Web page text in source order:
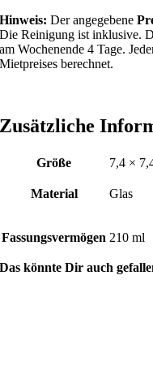
Hinweis: Der angegebene
Die Reinigung ist inklusive.
am Wochenende 4 Tage.
Mietpreises berechnet.
Zusätzliche
Größe 7,4 ×
Material Glas
Fassungsvermögen 210 ml
Das könnte Dir auch